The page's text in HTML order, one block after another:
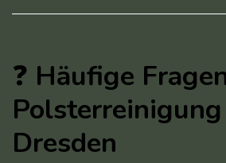
❓ Häufige
Dresden